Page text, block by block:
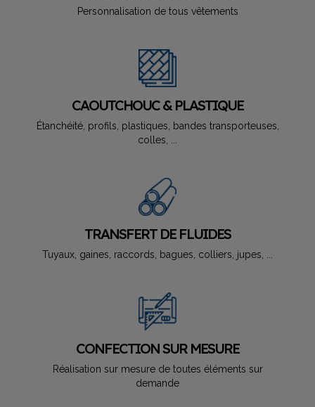
Personnalisation de tous vêtements
CAOUTCHOUC & PLASTIQUE​
Étanchéité, profils, plastiques, bandes transporteuses,
colles, ...​
TRANSFERT DE FLUIDES
Tuyaux, gaines, raccords, bagues, colliers, jupes, ...
CONFECTION SUR MESURE
Réalisation sur mesure de toutes éléments sur
demande